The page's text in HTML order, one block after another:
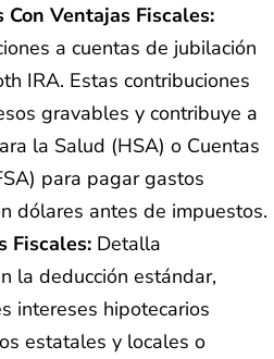
Ventajas Fiscales:
a cuentas de jubilación
IRA. Estas contribuciones
gravables y contribuye a
la Salud (HSA) o Cuentas
para pagar gastos
dólares antes de impuestos.
Fiscales: Detalla
la deducción estándar,
intereses hipotecarios
estatales y locales o